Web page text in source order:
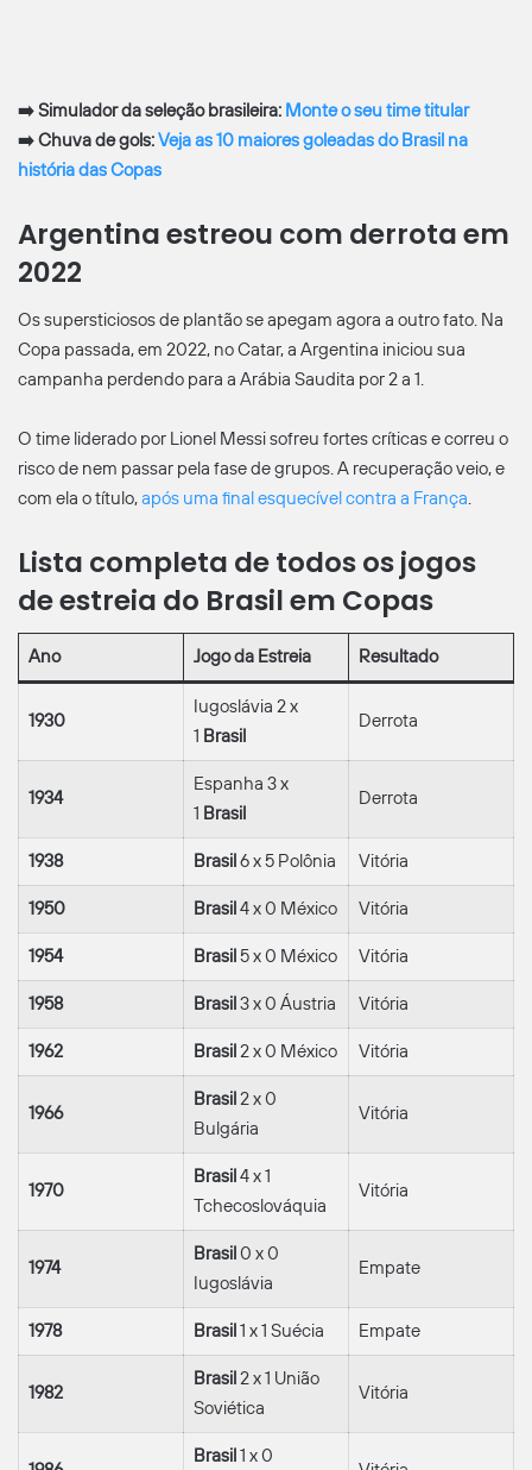
➡️Simulador da seleção brasileira: Monte o seu time titular
➡️Chuva de gols:Veja as 10 maiores goleadas do Brasil na
história das Copas
Argentina estreou com derrota em
2022
Os supersticiosos de plantão se apegam agora a outro fato. Na
Copa passada, em 2022, no Catar, a Argentina iniciou sua
campanha perdendo para a Arábia Saudita por 2 a 1.
O time liderado por Lionel Messi sofreu fortes críticas e correu o
risco de nem passar pela fase de grupos. A recuperação veio, e
com ela o título,após uma final esquecível contra a França.
Lista completa de todos os jogos
de estreia do Brasil em Copas
Ano Jogo da Estreia Resultado
1930
Iugoslávia 2 x
1 Brasil
Derrota
1934
Espanha 3 x
1 Brasil
Derrota
1938 Brasil6 x 5 Polônia Vitória
1950 Brasil4 x 0 México Vitória
1954 Brasil5 x 0 México Vitória
1958 Brasil3 x 0 Áustria Vitória
1962 Brasil2 x 0 México Vitória
1966
Brasil2 x 0
Bulgária
Vitória
1970
Brasil4 x 1
Tchecoslováquia
Vitória
1974
Brasil0 x 0
Iugoslávia
Empate
1978 Brasil1 x 1 Suécia Empate
1982
Brasil2 x 1 União
Soviética
Vitória
Brasil1 x 0